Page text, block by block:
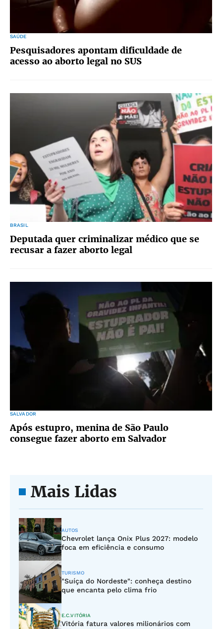
SAÚDE
Pesquisadores apontam dificuldade de
acesso ao aborto legal no SUS
BRASIL
Deputada quer criminalizar médico que se
recusar a fazer aborto legal
SALVADOR
Após estupro, menina de São Paulo
consegue fazer aborto em Salvador
Mais Lidas
AUTOS
Chevrolet lança Onix Plus 2027: modelo
foca em eficiência e consumo
TURISMO
"Suíça do Nordeste": conheça destino
que encanta pelo clima frio
E.C.VITÓRIA
Vitória fatura valores milionários com